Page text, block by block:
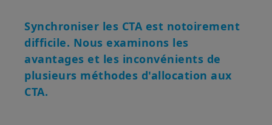
Synchroniser les CTA est notoirement
difficile. Nous examinons les
avantages et les inconvénients de
plusieurs méthodes d'allocation aux
CTA.